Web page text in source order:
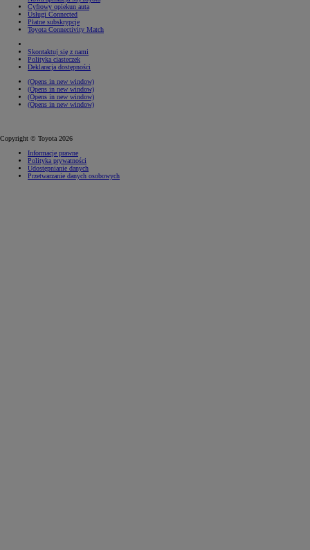
Cyfrowy opiekun auta
Usługi Connected
Płatne subskrypcje
Toyota Connectivity Match
Skontaktuj się z nami
Polityka ciasteczek
Deklaracja dostępności
(Opens in new window)
(Opens in new window)
(Opens in new window)
(Opens in new window)
Copyright © Toyota 2026
Informacje prawne
Polityka prywatności
Udostępnianie danych
Przetwarzanie danych osobowych